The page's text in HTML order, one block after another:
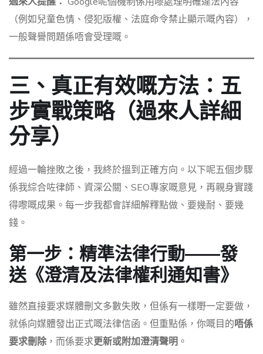
（例如兒童色情、侵犯版權、法庭命令禁止顯示嘅內容），
一般聲譽問題係唔會受理嘅。
三、真正有效嘅方法：五
步實戰策略（過來人詳細
分享）
經過一輪挫敗之後，我終於搵到正確方向。以下呢五個步驟
係我綜合咗律師、資深公關、SEO專家嘅意見，再親身實踐
得嚟嘅成果。每一步我都會詳細解釋點做、要幾耐、要幾
錢。
第一步：精準法律行動——發
送《澄清及法律權利通知書》
雖然直接要求媒體刪文多數失敗，但係有一樣嘢一定要做，
就係向媒體發出正式嘅法律信函。但重點係，你嘅目的唔係
要求刪除，而係要求更新或附加澄清聲明 。